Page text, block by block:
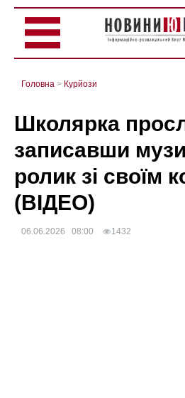
Головна > Курйози
Школярка
записавши
ролик зі своїм
(ВІДЕО)
06.06.2026 08:00 1432